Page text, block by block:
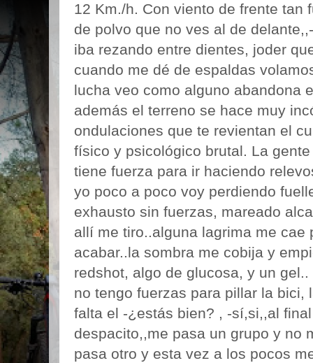
12 Km./h. Con viento de frente tan
de polvo que no ves al de
iba rezando entre dientes, joder
cuando me dé de espaldas
lucha veo como alguno abandona
además el terreno se hace muy
ondulaciones que te revientan el
físico y psicológico brutal. La
tiene fuerza para ir haciendo
yo poco a poco voy perdiendo
exhausto sin fuerzas, mareado
allí me tiro..alguna lagrima me cae
acabar..la sombra me cobija y
redshot, algo de glucosa, y un
no tengo fuerzas para pillar la bici,
falta el -¿estás bien? , -sí,si,,al
despacito,,me pasa un grupo y no
pasa otro y esta vez a los pocos